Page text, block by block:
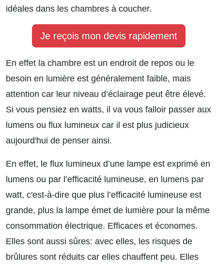
idéales dans les chambres à coucher.
Je reçois mon devis rapidement
En effet la chambre est un endroit de repos ou le
besoin en lumière est généralement faible, mais
attention car leur niveau d’éclairage peut être élevé.
Si vous pensiez en watts, il va vous falloir passer aux
lumens ou flux lumineux car il est plus judicieux
aujourd'hui de penser ainsi.
En effet, le flux lumineux d’une lampe est exprimé en
lumens ou par l’efficacité lumineuse, en lumens par
watt, c'est-à-dire que plus l’efficacité lumineuse est
grande, plus la lampe émet de lumière pour la même
consommation électrique. Efficaces et économes.
Elles sont aussi sûres: avec elles, les risques de
brûlures sont réduits car elles chauffent peu. Elles